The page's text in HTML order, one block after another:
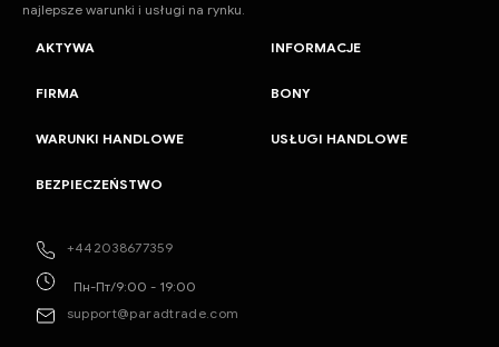
najlepsze warunki i usługi na rynku.
+442038677359
Пн-Пт/9:00 - 19:00
support@paradtrade.com
AKTYWA INFORMACJE
FIRMA BONY
WARUNKI HANDLOWE USŁUGI HANDLOWE
BEZPIECZEŃSTWO